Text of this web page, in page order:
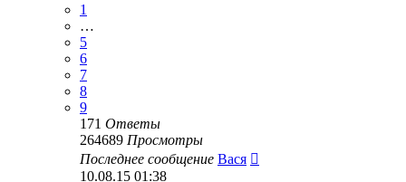
1
…
5
6
7
8
9
171 Ответы
264689 Просмотры
Последнее сообщение Вася
10.08.15 01:38